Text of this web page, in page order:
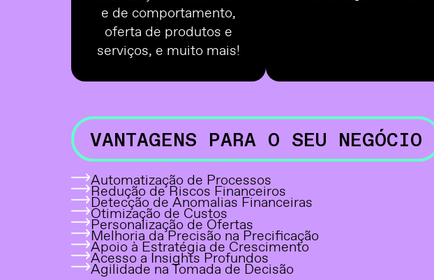
e de comportamento,
oferta de produtos e
serviços, e muito mais!
VANTAGENS PARA O SEU NEGÓCIO
Automatização de Processos
Redução de Riscos Financeiros
Detecção de Anomalias Financeiras
Otimização de Custos
Personalização de Ofertas
Melhoria da Precisão na Precificação
Apoio à Estratégia de Crescimento
Acesso a Insights Profundos
Agilidade na Tomada de Decisão